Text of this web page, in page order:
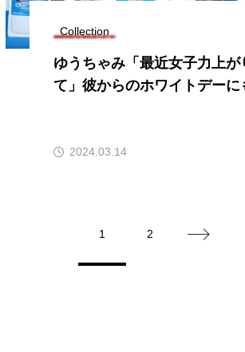
Collection
ゆうちゃみ「最近女子力上が
て」彼からのホワイトデーに
2024.03.14
1 2